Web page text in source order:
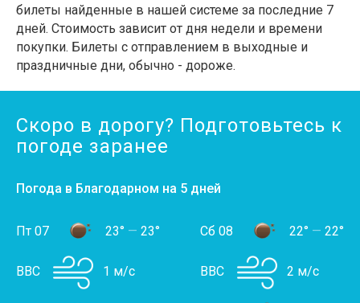
билеты найденные в нашей системе за последние 7
дней. Стоимость зависит от дня недели и времени
покупки. Билеты с отправлением в выходные и
праздничные дни, обычно - дороже.
Скоро в дорогу? Подготовьтесь к
погоде заранее
Погода в Благодарном на 5 дней
Пт 07 23° — 23°
ВВС 1 м/с
Сб 08 22° — 22°
ВВС 2 м/с